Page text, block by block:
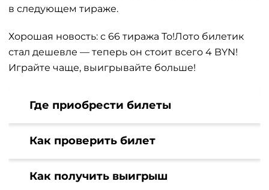
в следующем тираже.
Хорошая новость: с 66 тиража То!Лото билетик
стал дешевле — теперь он стоит всего 4 BYN!
Играйте чаще, выигрывайте больше!
Где приобрести билеты
Как проверить билет
Как получить выигрыш